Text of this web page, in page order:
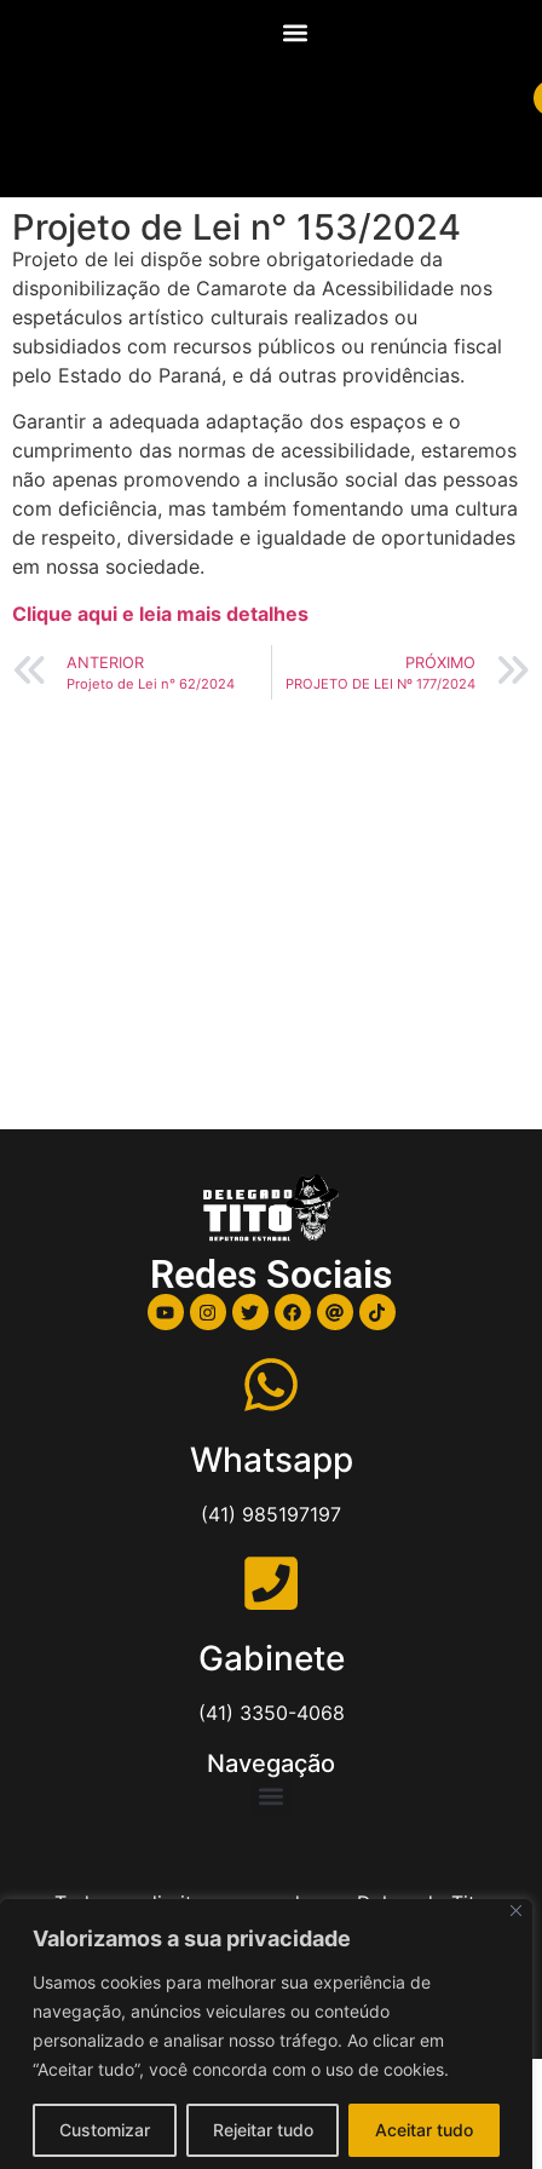
Valorizamos a sua privacidade
Usamos cookies para melhorar sua experiência de
navegação, anúncios veiculares ou conteúdo
personalizado e analisar nosso tráfego. Ao clicar em
“Aceitar tudo”, você concorda com o uso de cookies.
Customizar Rejeitar tudo Aceitar tudo
Projeto de Lei n° 153/2024
Projeto de lei dispõe sobre obrigatoriedade da
disponibilização de Camarote da Acessibilidade nos
espetáculos artístico culturais realizados ou
subsidiados com recursos públicos ou renúncia fiscal
pelo Estado do Paraná, e dá outras providências.
Garantir a adequada adaptação dos espaços e o
cumprimento das normas de acessibilidade, estaremos
não apenas promovendo a inclusão social das pessoas
com deficiência, mas também fomentando uma cultura
de respeito, diversidade e igualdade de oportunidades
em nossa sociedade.
Clique aqui e leia mais detalhes
ANTERIOR
Projeto de Lei n° 62/2024
PRÓXIMO
PROJETO DE LEI Nº 177/2024
Redes Sociais
Whatsapp
(41) 985197197
Gabinete
(41) 3350-4068
Navegação
Todos os direitos reservados ao Delegado Tito
Barichello
Desenvolvido poriv3